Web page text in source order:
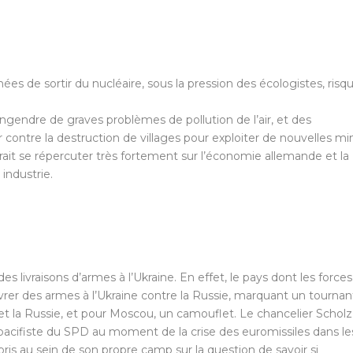
de sortir du nucléaire, sous la pression des écologistes,
de graves problèmes de pollution de l’air, et des
la destruction de villages pour exploiter de nouvelles
se répercuter très fortement sur l’économie allemande et la
livraisons d’armes à l’Ukraine. En effet, le pays dont les forces
des armes à l’Ukraine contre la Russie, marquant un
la Russie, et pour Moscou, un camouflet. Le chancelier
du SPD au moment de la crise des euromissiles dans
au sein de son propre camp sur la question de savoir si